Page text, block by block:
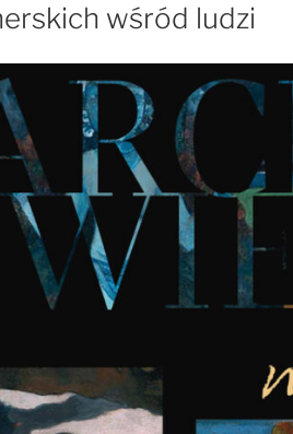
wśród ludzi